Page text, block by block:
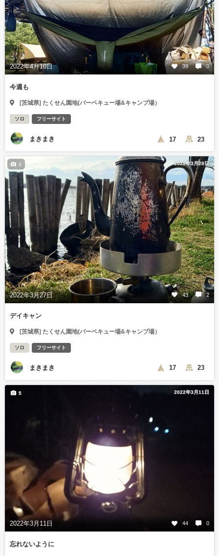
2022年4月10日 39 0
今週も
[茨城県] たくせん園地(バーベキュー場&キャンプ場）
ソロ フリーサイト
まきまき 17 23
2022年3月28日
2022年3月27日 43 2
4
デイキャン
[茨城県] たくせん園地(バーベキュー場&キャンプ場）
ソロ フリーサイト
まきまき 17 23
2022年3月11日
2022年3月11日 44 0
5
忘れないように